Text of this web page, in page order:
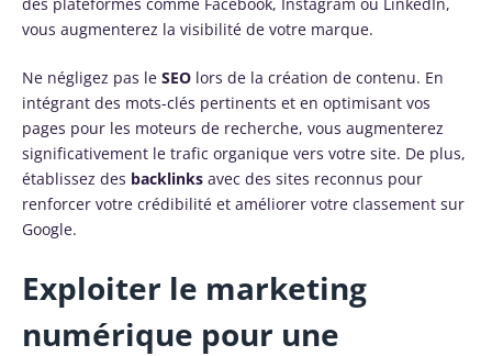
vous augmenterez la visibilité de votre marque.
Ne négligez pas le SEO lors de la création de contenu. En
intégrant des mots-clés pertinents et en optimisant vos
pages pour les moteurs de recherche, vous augmenterez
significativement le trafic organique vers votre site. De plus,
établissez des backlinks avec des sites reconnus pour
renforcer votre crédibilité et améliorer votre classement sur
Google.
Exploiter le marketing
numérique pour une